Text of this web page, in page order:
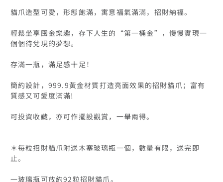
貓爪造型可愛，形態飽滿，寓意福氣滿滿，招財納福。
輕鬆坐享囤金樂趣，存下⼈⽣的“第⼀桶⾦”，慢慢實現⼀
個個待兌現的夢想。
存滿一瓶，滿足感十足！
簡約設計，999.9黃金材質打造亮面效果的招財貓爪；富有
質感又可愛度滿滿!
可投資收藏，亦可作擺設觀賞，一舉兩得。
＊每粒招財貓爪附送木塞玻璃瓶一個，數量有限，送完即
止。